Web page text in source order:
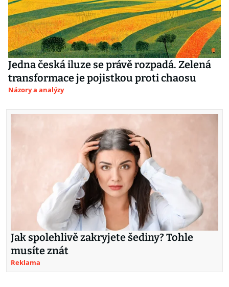
Jedna česká iluze se právě rozpadá. Zelená
transformace je pojistkou proti chaosu
Názory a analýzy
Jak spolehlivě zakryjete šediny? Tohle
musíte znát
Reklama